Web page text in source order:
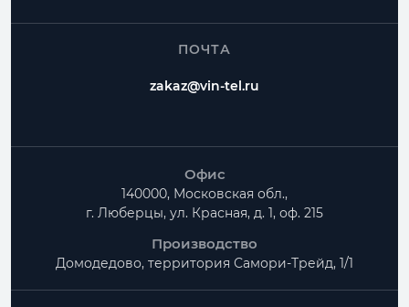
ПОЧТА
zakaz@vin-tel.ru
Офис
140000, Московская обл.,
г. Люберцы, ул. Красная, д. 1, оф. 215
Производство
Домодедово, территория Самори-Трейд, 1/1